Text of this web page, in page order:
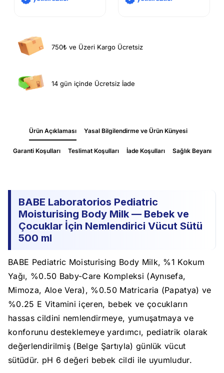
750₺ ve Üzeri Kargo Ücretsiz
14 gün içinde Ücretsiz İade
Ürün Açıklaması Yasal Bilgilendirme ve Ürün Künyesi
Garanti Koşulları Teslimat Koşulları İade Koşulları Sağlık Beyanı
BABE Laboratorios Pediatric
Moisturising Body Milk — Bebek ve
Çocuklar İçin Nemlendirici Vücut Sütü
500 ml
BABE Pediatric Moisturising Body Milk, %1 Kokum
Yağı, %0.50 Baby-Care Kompleksi (Aynısefa,
Mimoza, Aloe Vera), %0.50 Matricaria (Papatya) ve
%0.25 E Vitamini içeren, bebek ve çocukların
hassas cildini nemlendirmeye, yumuşatmaya ve
konforunu desteklemeye yardımcı, pediatrik olarak
değerlendirilmiş (Belge Şartıyla) günlük vücut
sütüdür. pH 6 değeri bebek cildi ile uyumludur.